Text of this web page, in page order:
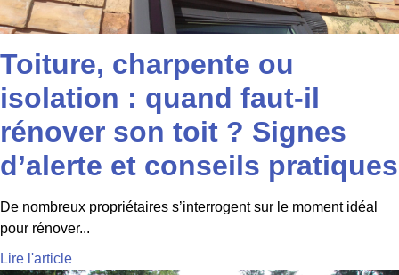
Toiture, charpente ou
isolation : quand faut-il
rénover son toit ? Signes
d’alerte et conseils pratiques
De nombreux propriétaires s’interrogent sur le moment idéal
pour rénover...
Lire l'article